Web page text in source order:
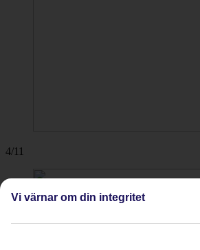
4/11
Vi värnar om din integritet